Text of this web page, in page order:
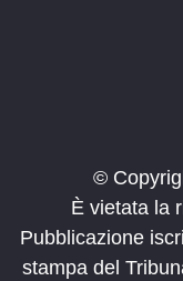
©
È vietata la
Pubblicazione
stampa del